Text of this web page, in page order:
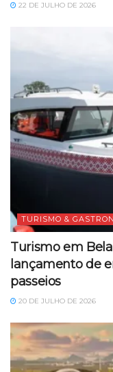
22 DE JULHO DE 2026
TURISMO &
Turismo em
lançamento de
passeios
20 DE JULHO DE 2026